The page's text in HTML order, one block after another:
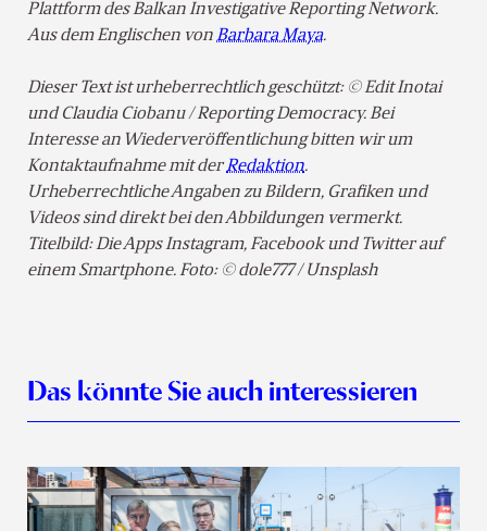
Plattform des Balkan Investigative Reporting Network.
Aus dem Englischen vonBarbara Maya.
Dieser Text ist urheberrechtlich geschützt: © Edit Inotai
und Claudia Ciobanu / Reporting Democracy. Bei
Interesse an Wiederveröffentlichung bitten wir um
Kontaktaufnahme mit derRedaktion.
Urheberrechtliche Angaben zu Bildern, Grafiken und
Videos sind direkt bei den Abbildungen vermerkt.
Titelbild: Die Apps Instagram, Facebook und Twitter auf
einem Smartphone. Foto: © dole777 / Unsplash
Das könnte Sie auch interessieren